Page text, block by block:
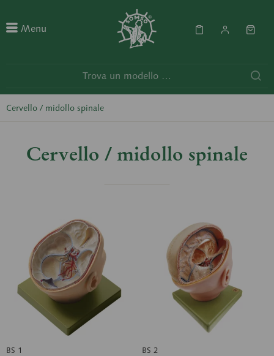
Menu
Cervello / midollo spinale
Cervello / midollo spinale
BS 1 BS 2